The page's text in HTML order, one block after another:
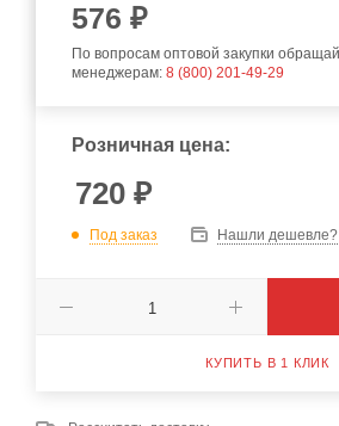
576 ₽
По вопросам оптовой закупки
менеджерам: 8 (800) 201-49-29
Розничная цена:
720 ₽
Под заказ Нашли дешевле?
КУПИТЬ В 1 КЛИК